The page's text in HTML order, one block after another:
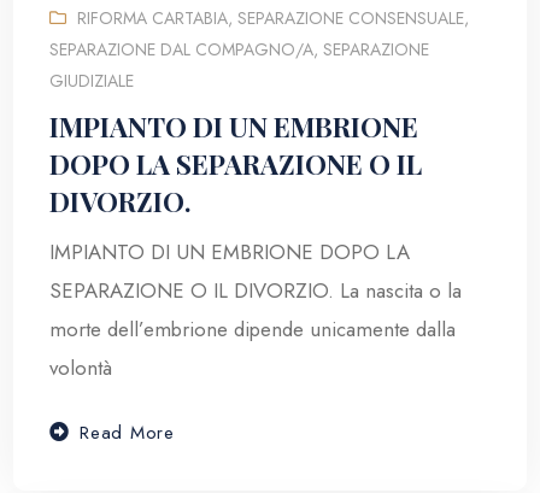
RIFORMA CARTABIA,SEPARAZIONE CONSENSUALE,
SEPARAZIONE DAL COMPAGNO/A,SEPARAZIONE
GIUDIZIALE
IMPIANTO DI UN EMBRIONE
DOPO LA SEPARAZIONE O IL
DIVORZIO.
IMPIANTO DI UN EMBRIONE DOPO LA
SEPARAZIONE O IL DIVORZIO. La nascita o la
morte dell’embrione dipende unicamente dalla
volontà
Read More